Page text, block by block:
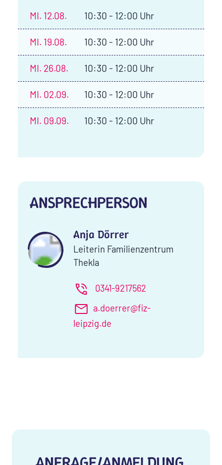
MI. 12.08. 10:30 - 12:00 Uhr
MI. 19.08. 10:30 - 12:00 Uhr
MI. 26.08. 10:30 - 12:00 Uhr
MI. 02.09. 10:30 - 12:00 Uhr
MI. 09.09. 10:30 - 12:00 Uhr
ANSPRECHPERSON
Anja Dörrer
Leiterin Familienzentrum
Thekla
0341-9217562
a.doerrer@fiz-
leipzig.de